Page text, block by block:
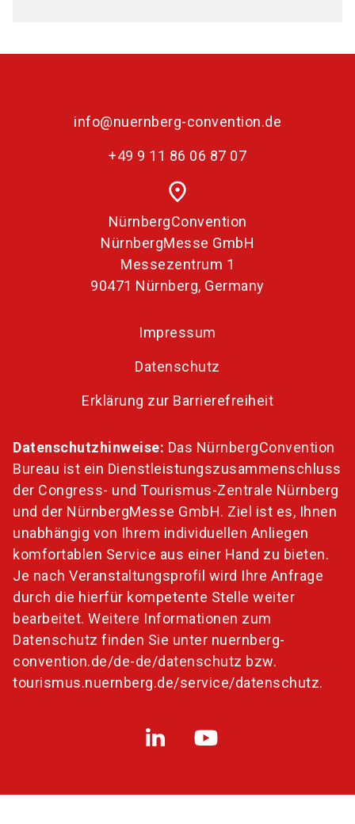
info@nuernberg-convention.de
+49 9 11 86 06 87 07
place
NürnbergConvention
NürnbergMesse GmbH
Messezentrum 1
90471 Nürnberg, Germany
Impressum
Datenschutz
Erklärung zur Barrierefreiheit
Datenschutzhinweise: Das NürnbergConvention
Bureau ist ein Dienstleistungszusammenschluss
der Congress- und Tourismus-Zentrale Nürnberg
und der NürnbergMesse GmbH. Ziel ist es, Ihnen
unabhängig von Ihrem individuellen Anliegen
komfortablen Service aus einer Hand zu bieten.
Je nach Veranstaltungsprofil wird Ihre Anfrage
durch die hierfür kompetente Stelle weiter
bearbeitet. Weitere Informationen zum
Datenschutz finden Sie unter nuernberg-
convention.de/de-de/datenschutz bzw.
tourismus.nuernberg.de/service/datenschutz.